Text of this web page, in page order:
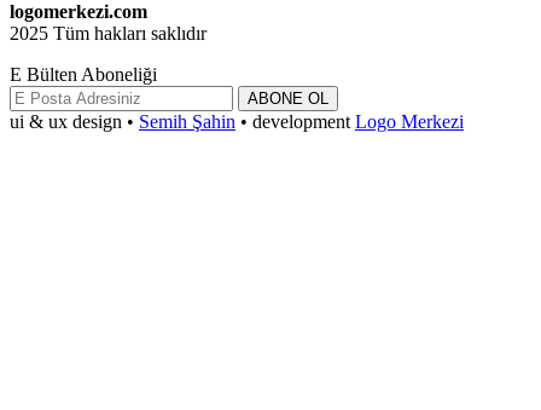
logomerkezi.com
2025 Tüm hakları saklıdır
E Bülten Aboneliği
ABONE OL
ui & ux design • Semih Şahin • development Logo Merkezi